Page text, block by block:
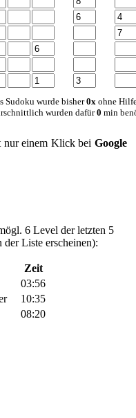
Sudoku wurde bisher0x ohne
wurden dafür0 min
nur einem Klick bei Google
6 Level der letzten 5
Liste erscheinen):
Zeit
03:56
10:35
08:20